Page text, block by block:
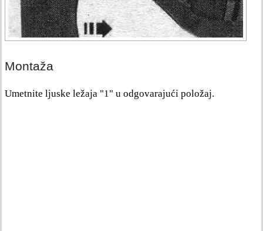
Montaža
Umetnite ljuske ležaja "1" u odgovarajući položaj.